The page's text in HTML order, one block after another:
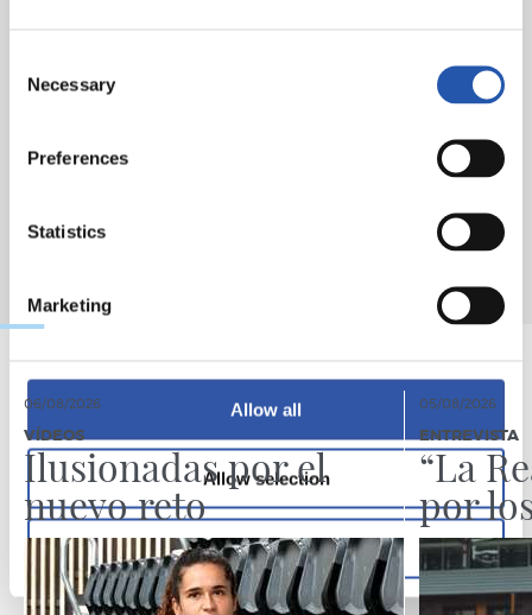
Selection
Necessary
Preferences
Statistics
Marketing
Allow all
Allow selection
Deny
06/08/2026
VÍDEOS
Ilusionadas por el
nuevo reto
05/08/2026
ENTREVISTA
“La
por